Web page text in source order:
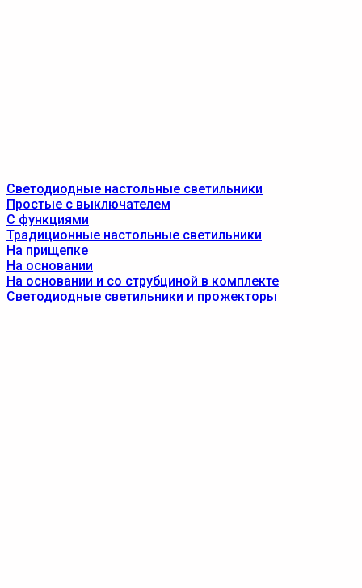
Светодиодные настольные светильники
Простые с выключателем
С функциями
Традиционные настольные светильники
На прищепке
На основании
На основании и со струбциной в комплекте
Светодиодные светильники и прожекторы